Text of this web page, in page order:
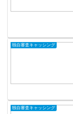
独自審査キャッシング
独自審査キャッシング